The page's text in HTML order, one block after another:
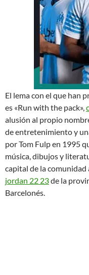
El lema con el que han
es «Run with the pack»,
alusión al propio
de entretenimiento y
por Tom Fulp en 1995
música, dibujos y
capital de la
jordan 22 23de la
Barcelonés.